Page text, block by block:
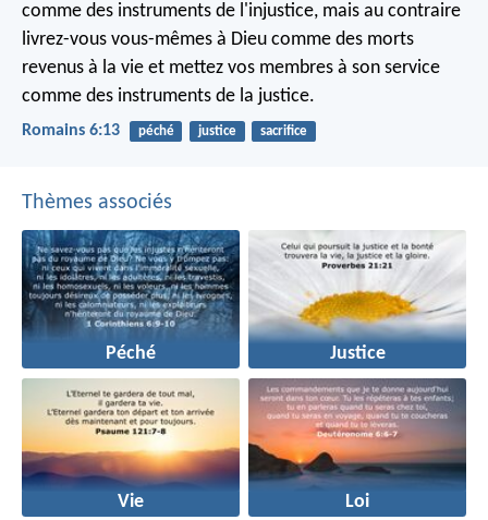
comme des instruments de l'injustice, mais au contraire
livrez-vous vous-mêmes à Dieu comme des morts
revenus à la vie et mettez vos membres à son service
comme des instruments de la justice.
Romains 6:13 péché justice sacrifice
Thèmes associés
Péché Justice
Vie Loi